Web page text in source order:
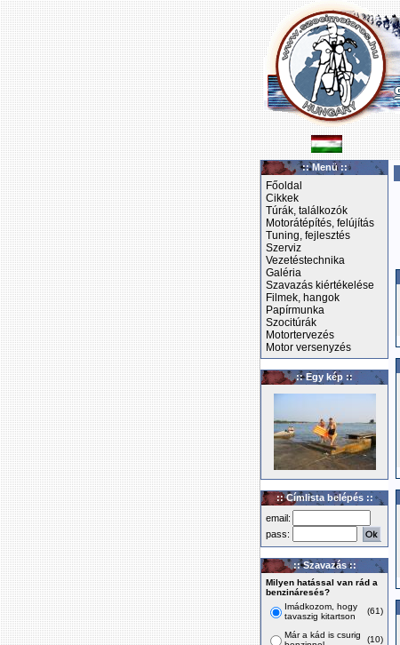
:: Menü ::
Főoldal
Cikkek
Túrák, találkozók
Motorátépítés, felújítás
Tuning, fejlesztés
Szerviz
Vezetéstechnika
Galéria
Szavazás kiértékelése
Filmek, hangok
Papírmunka
Szocitúrák
Motortervezés
Motor versenyzés
:: Egy kép ::
:: Címlista belépés ::
email:
pass:
:: Szavazás ::
Milyen hatással van rád a
benzináresés?
Imádkozom, hogy
tavaszig kitartson
(61)
Már a kád is csurig
(10)